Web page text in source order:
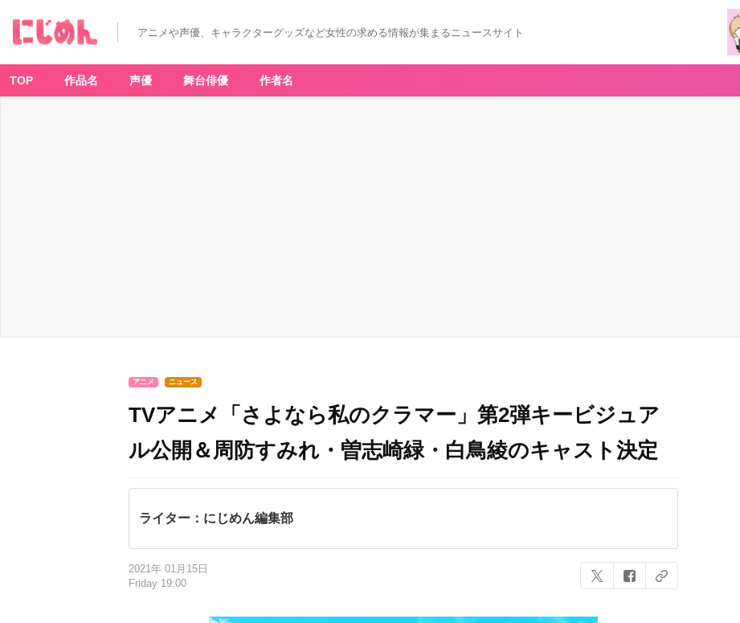
アニメや声優、キャラクターグッズなど女性の求める情報が集まるニュースサイト
TOP 作品名 声優 舞台俳優 作者名
アニメ ニュース
TVアニメ「さよなら私のクラマー」第2弾キービジュア
ル公開＆周防すみれ・曽志崎緑・白鳥綾のキャスト決定
ライター：にじめん編集部
2021年 01月15日
Friday 19:00